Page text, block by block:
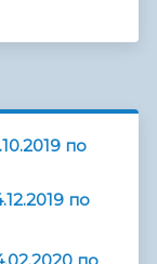
по
по